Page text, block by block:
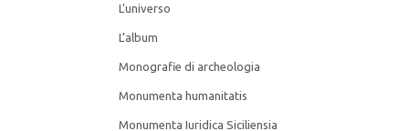
VARIA
QUADERNI DI MESSANA
L'universo
L’album
Monografie di archeologia
Monumenta humanitatis
Monumenta Iuridica Siciliensia